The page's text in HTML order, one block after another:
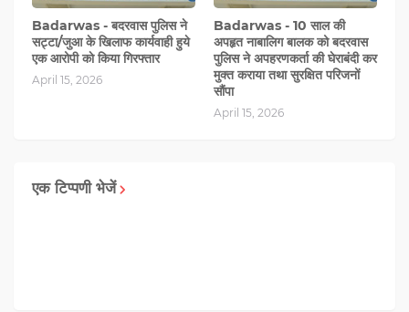
Badarwas - बदरवास पुलिस ने
सट्टा/जुआ के खिलाफ कार्यवाही हुये
एक आरोपी काे किया गिरफ्तार
April 15, 2026
Badarwas - 10 साल की
अपहृत नाबालिग बालक को बदरवास
पुलिस ने अपहरणकर्ता की घेराबंदी कर
मुक्त कराया तथा सुरक्षित परिजनों
सौंपा
April 15, 2026
एक टिप्पणी भेजें